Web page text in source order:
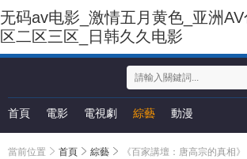
无码av电影_激情五月黄色_亚洲
区二区三区_日韩久久电影
首頁 電影 電視劇 綜藝 動漫
當前位置 首頁 綜藝 《百家講壇：唐高宗的真相》